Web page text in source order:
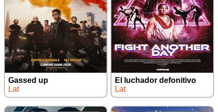
Gassed up
Lat
El luchador defonitivo
Lat